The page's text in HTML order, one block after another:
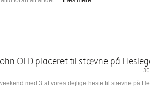
OLD placeret til stævne på
med 3 af vores dejlige heste til stævne på